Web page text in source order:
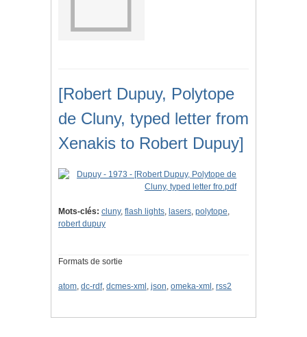
[Robert Dupuy, Polytope
de Cluny, typed letter from
Xenakis to Robert Dupuy]
Mots-clés: cluny, flash lights, lasers, polytope,
robert dupuy
Formats de sortie
atom, dc-rdf, dcmes-xml , json, omeka-xml , rss2